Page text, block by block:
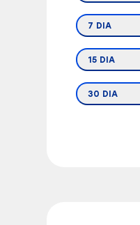
7 DIA
15 DIA
30 DIA